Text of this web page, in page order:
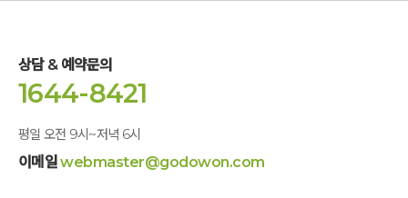
상담 & 예약문의
1644-8421
평일 오전 9시~저녁 6시
이메일webmaster@godowon.com